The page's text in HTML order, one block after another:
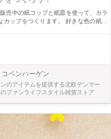
売中の紙コップと紙皿を使って、カラ
くります。 好きな色の紙コ
ペンハーゲン
のアイテムを提供する北欧デンマー
ファンライフスタイル雑貨ストア